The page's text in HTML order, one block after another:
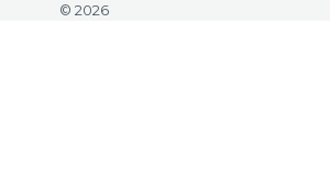
© 2026